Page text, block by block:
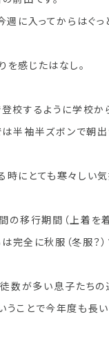
に入ってからはぐ
感じたはなし。
校するように学校か
半袖半ズボンで朝
にとても寒々しい
移行期間（上着を
完全に秋服（冬服？
数が多い息子たち
ことで今年度も長